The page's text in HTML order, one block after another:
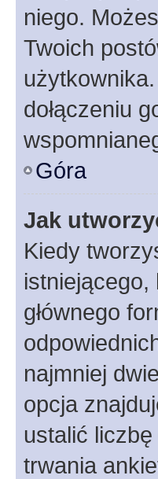
niego.
Twoich
dołączeniu
Góra
Jak
Kiedy
istniejącego,
głównego
najmniej
opcja
ustalić
trwania